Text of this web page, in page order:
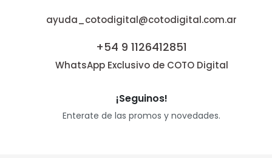
ayuda_cotodigital@cotodigital.com.ar
+54 9 1126412851
WhatsApp Exclusivo de COTO Digital
¡Seguinos!
Enterate de las promos y novedades.